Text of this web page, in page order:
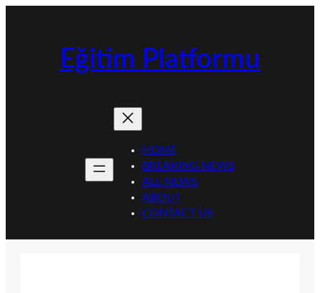
Eğitim Platformu
HOME
BREAKING NEWS
ALL NEWS
ABOUT
CONTACT US